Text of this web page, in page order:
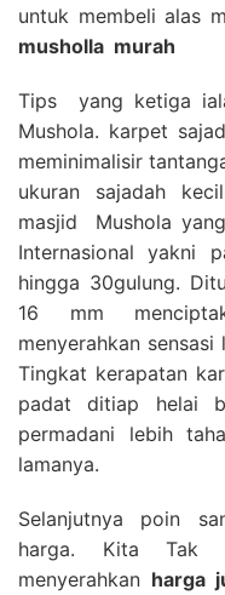
untuk membeli alas
musholla murah
Tips yang ketiga
Mushola. karpet
meminimalisir
ukuran sajadah
masjid Mushola
Internasional yakni
hingga 30gulung.
16 mm
menyerahkan
Tingkat kerapatan
padat ditiap helai
permadani lebih
lamanya.
Selanjutnya poin
harga. Kita Tak
menyerahkan harga